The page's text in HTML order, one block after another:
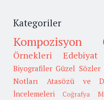
Kategoriler
Kompozisyon
Örnekleri
Edebiyat
Biyografiler Güzel Sözler
Notları
Atasözü ve
İncelemeleri
Coğrafya